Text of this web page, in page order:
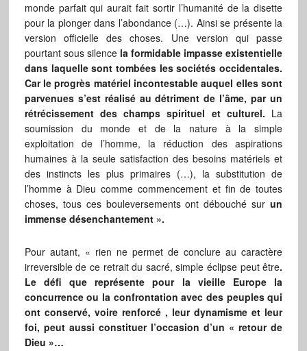
monde parfait qui aurait fait sortir l’humanité de la disette
pour la plonger dans l’abondance (…). Ainsi se présente la
version officielle des choses. Une version qui passe
pourtant sous silence la formidable impasse existentielle
dans laquelle sont tombées les sociétés occidentales.
Car le progrès matériel incontestable auquel elles sont
parvenues s’est réalisé au détriment de l’âme, par un
rétrécissement des champs spirituel et culturel. La
soumission du monde et de la nature à la simple
exploitation de l’homme, la réduction des aspirations
humaines à la seule satisfaction des besoins matériels et
des instincts les plus primaires (…), la substitution de
l’homme à Dieu comme commencement et fin de toutes
choses, tous ces bouleversements ont débouché surun
immense désenchantement ».
Pour autant, « rien ne permet de conclure au caractère
irreversible de ce retrait du sacré, simple éclipse peut être.
Le défi que représente pour la vieille Europe la
concurrence ou la confrontation avec des peuples qui
ont conservé, voire renforcé , leur dynamisme et leur
foi, peut aussi constituer l’occasion d’un « retour de
Dieu »…